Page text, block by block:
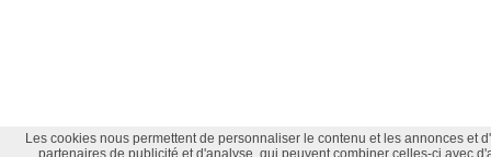
Les cookies nous permettent de personnaliser le contenu et les annonces
partenaires de publicité et d'analyse, qui peuvent combiner celles-ci avec